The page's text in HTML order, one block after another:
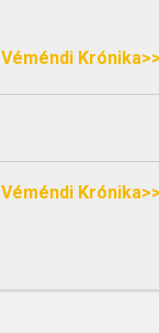
Véméndi Krónika>>
Véméndi Krónika>>